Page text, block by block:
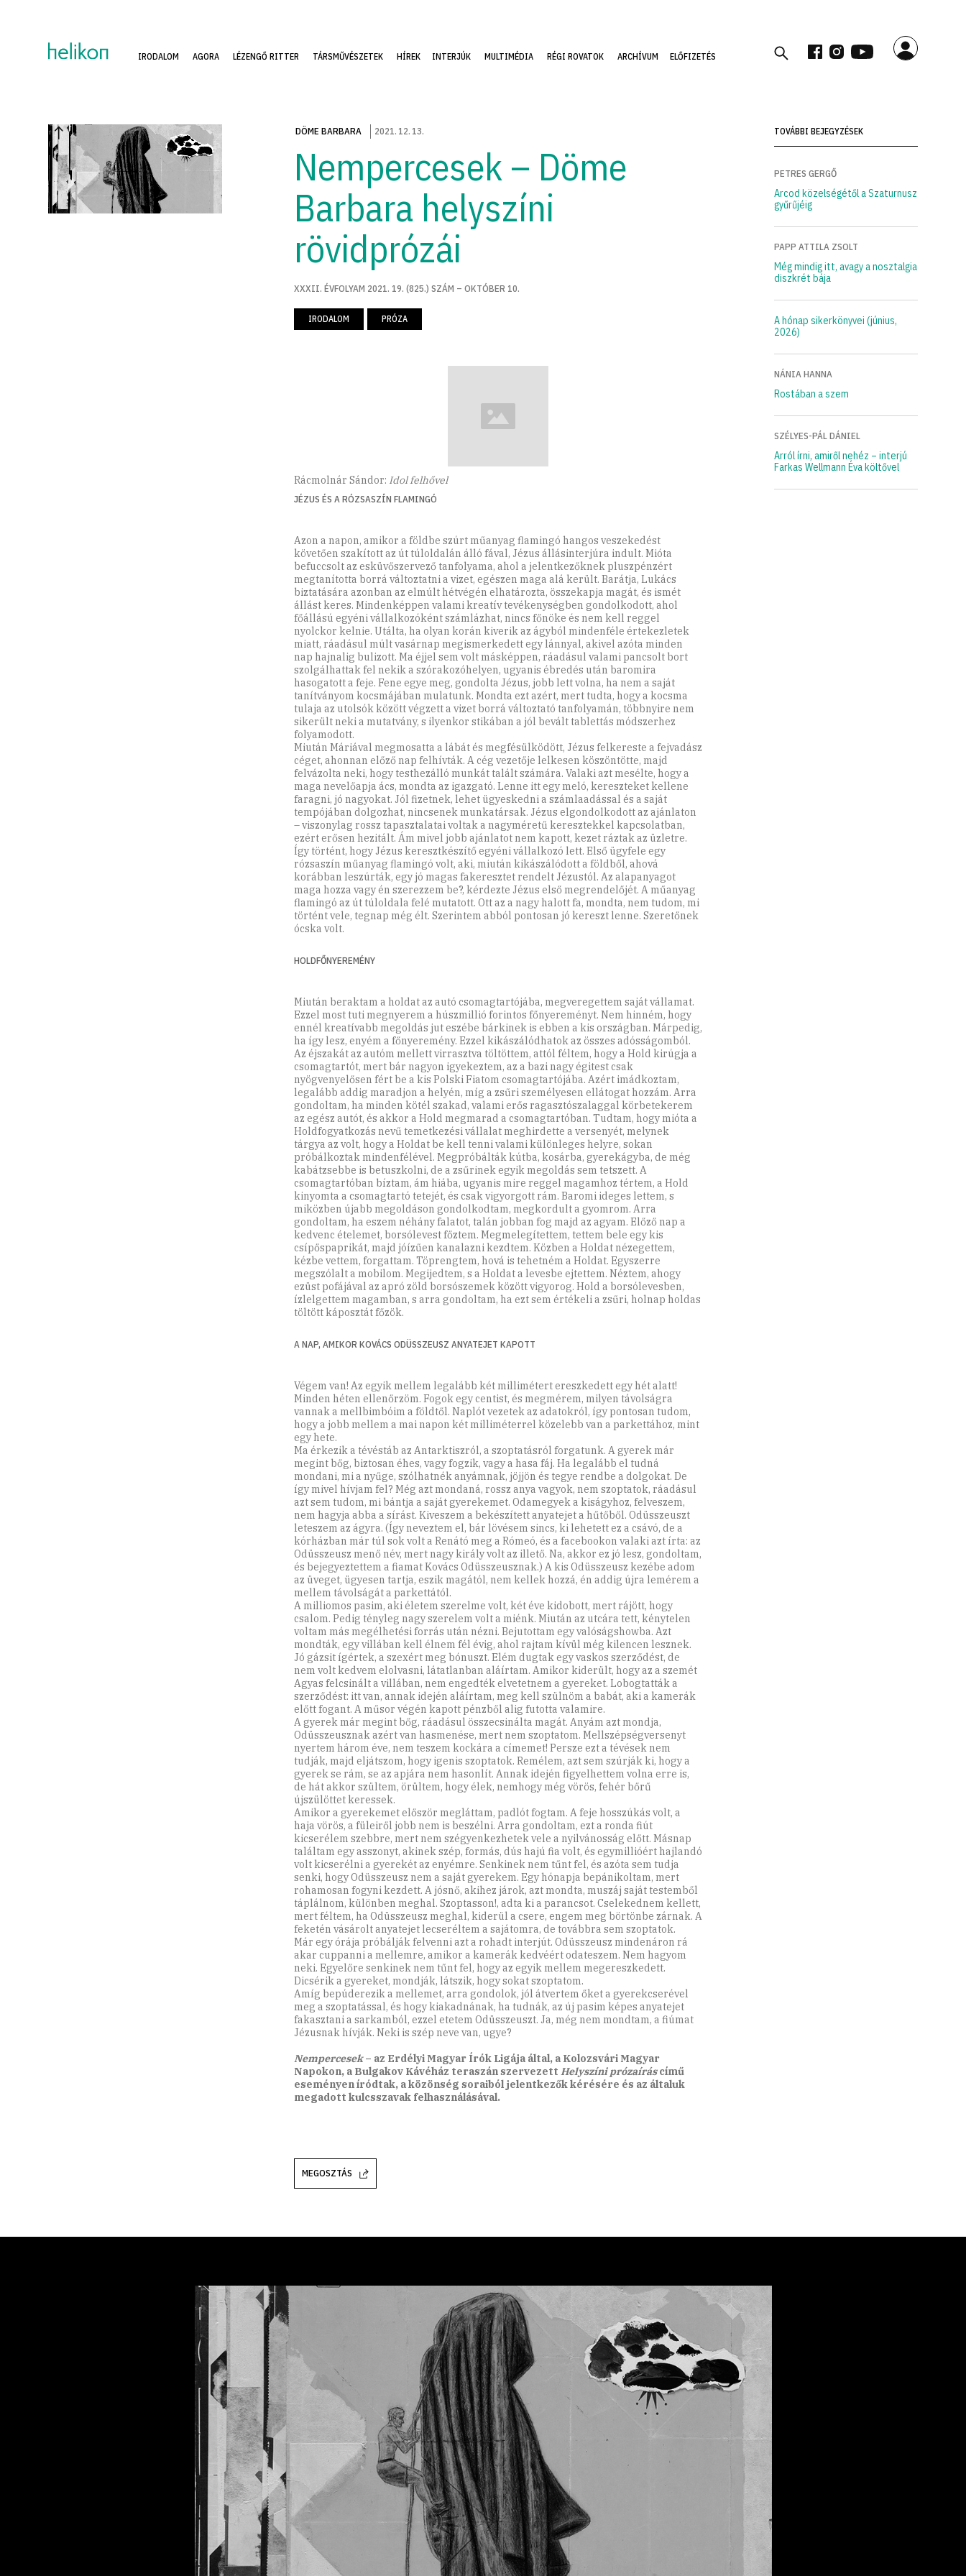
IRODALOM AGORA LÉZENGŐ RITTER TÁRSMŰVÉSZETEK HÍREK INTERJÚK MULTIMÉDIA RÉGI ROVATOK ARCHÍVUM ELŐFIZETÉS
DÖME BARBARA 2021. 12. 13.
Nempercesek – Döme
Barbara helyszíni
rövidprózái
XXXII. ÉVFOLYAM 2021. 19. (825.) SZÁM – OKTÓBER 10.
IRODALOM PRÓZA
Rácmolnár Sándor: Idol felhővel
JÉZUS ÉS A RÓZSASZÍN FLAMINGÓ
Azon a napon, amikor a földbe szúrt műanyag flamingó hangos veszekedést
követően szakított az út túloldalán álló fával, Jézus állásinterjúra indult. Mióta
befuccsolt az esküvőszervező tanfolyama, ahol a jelentkezőknek pluszpénzért
megtanította borrá változtatni a vizet, egészen maga alá került. Barátja, Lukács
biztatására azonban az elmúlt hétvégén elhatározta, összekapja magát, és ismét
állást keres. Mindenképpen valami kreatív tevékenységben gondolkodott, ahol
főállású egyéni vállalkozóként számlázhat, nincs főnöke és nem kell reggel
nyolckor kelnie. Utálta, ha olyan korán kiverik az ágyból mindenféle értekezletek
miatt, ráadásul múlt vasárnap megismerkedett egy lánnyal, akivel azóta minden
nap hajnalig bulizott. Ma éjjel sem volt másképpen, ráadásul valami pancsolt bort
szolgálhattak fel nekik a szórakozóhelyen, ugyanis ébredés után baromira
hasogatott a feje. Fene egye meg, gondolta Jézus, jobb lett volna, ha nem a saját
tanítványom kocsmájában mulatunk. Mondta ezt azért, mert tudta, hogy a kocsma
tulaja az utolsók között végzett a vizet borrá változtató tanfolyamán, többnyire nem
sikerült neki a mutatvány, s ilyenkor stikában a jól bevált tablettás módszerhez
folyamodott.
Miután Máriával megmosatta a lábát és megfésülködött, Jézus felkereste a fejvadász
céget, ahonnan előző nap felhívták. A cég vezetője lelkesen köszöntötte, majd
felvázolta neki, hogy testhezálló munkát talált számára. Valaki azt mesélte, hogy a
maga nevelőapja ács, mondta az igazgató. Lenne itt egy meló, kereszteket kellene
faragni, jó nagyokat. Jól fizetnek, lehet ügyeskedni a számlaadással és a saját
tempójában dolgozhat, nincsenek munkatársak. Jézus elgondolkodott az ajánlaton
– viszonylag rossz tapasztalatai voltak a nagyméretű keresztekkel kapcsolatban,
ezért erősen hezitált. Ám mivel jobb ajánlatot nem kapott, kezet ráztak az üzletre.
Így történt, hogy Jézus keresztkészítő egyéni vállalkozó lett. Első ügyfele egy
rózsaszín műanyag flamingó volt, aki, miután kikászálódott a földből, ahová
korábban leszúrták, egy jó magas fakeresztet rendelt Jézustól. Az alapanyagot
maga hozza vagy én szerezzem be?, kérdezte Jézus első megrendelőjét. A műanyag
flamingó az út túloldala felé mutatott. Ott az a nagy halott fa, mondta, nem tudom, mi
történt vele, tegnap még élt. Szerintem abból pontosan jó kereszt lenne. Szeretőnek
ócska volt.
HOLDFŐNYEREMÉNY
Miután beraktam a holdat az autó csomagtartójába, megveregettem saját vállamat.
Ezzel most tuti megnyerem a húszmillió forintos főnyereményt. Nem hinném, hogy
ennél kreatívabb megoldás jut eszébe bárkinek is ebben a kis országban. Márpedig,
ha így lesz, enyém a főnyeremény. Ezzel kikászálódhatok az összes adósságomból.
Az éjszakát az autóm mellett virrasztva töltöttem, attól féltem, hogy a Hold kirúgja a
csomagtartót, mert bár nagyon igyekeztem, az a bazi nagy égitest csak
nyögvenyelősen fért be a kis Polski Fiatom csomagtartójába. Azért imádkoztam,
legalább addig maradjon a helyén, míg a zsűri személyesen ellátogat hozzám. Arra
gondoltam, ha minden kötél szakad, valami erős ragasztószalaggal körbetekerem
az egész autót, és akkor a Hold megmarad a csomagtartóban. Tudtam, hogy mióta a
Holdfogyatkozás nevű temetkezési vállalat meghirdette a versenyét, melynek
tárgya az volt, hogy a Holdat be kell tenni valami különleges helyre, sokan
próbálkoztak mindenfélével. Megpróbálták kútba, kosárba, gyerekágyba, de még
kabátzsebbe is betuszkolni, de a zsűrinek egyik megoldás sem tetszett. A
csomagtartóban bíztam, ám hiába, ugyanis mire reggel magamhoz tértem, a Hold
kinyomta a csomagtartó tetejét, és csak vigyorgott rám. Baromi ideges lettem, s
miközben újabb megoldáson gondolkodtam, megkordult a gyomrom. Arra
gondoltam, ha eszem néhány falatot, talán jobban fog majd az agyam. Előző nap a
kedvenc ételemet, borsólevest főztem. Megmelegítettem, tettem bele egy kis
csípőspaprikát, majd jóízűen kanalazni kezdtem. Közben a Holdat nézegettem,
kézbe vettem, forgattam. Töprengtem, hová is tehetném a Holdat. Egyszerre
megszólalt a mobilom. Megijedtem, s a Holdat a levesbe ejtettem. Néztem, ahogy
ezüst pofájával az apró zöld borsószemek között vigyorog. Hold a borsólevesben,
ízlelgettem magamban, s arra gondoltam, ha ezt sem értékeli a zsűri, holnap holdas
töltött káposztát főzök.
A NAP, AMIKOR KOVÁCS ODÜSSZEUSZ ANYATEJET KAPOTT
Végem van! Az egyik mellem legalább két millimétert ereszkedett egy hét alatt!
Minden héten ellenőrzöm. Fogok egy centist, és megmérem, milyen távolságra
vannak a mellbimbóim a földtől. Naplót vezetek az adatokról, így pontosan tudom,
hogy a jobb mellem a mai napon két milliméterrel közelebb van a parkettához, mint
egy hete.
Ma érkezik a tévéstáb az Antarktiszról, a szoptatásról forgatunk. A gyerek már
megint bőg, biztosan éhes, vagy fogzik, vagy a hasa fáj. Ha legalább el tudná
mondani, mi a nyűge, szólhatnék anyámnak, jöjjön és tegye rendbe a dolgokat. De
így mivel hívjam fel? Még azt mondaná, rossz anya vagyok, nem szoptatok, ráadásul
azt sem tudom, mi bántja a saját gyerekemet. Odamegyek a kiságyhoz, felveszem,
nem hagyja abba a sírást. Kiveszem a bekészített anyatejet a hűtőből. Odüsszeuszt
leteszem az ágyra. (Így neveztem el, bár lövésem sincs, ki lehetett ez a csávó, de a
kórházban már túl sok volt a Renátó meg a Rómeó, és a facebookon valaki azt írta: az
Odüsszeusz menő név, mert nagy király volt az illető. Na, akkor ez jó lesz, gondoltam,
és bejegyeztettem a fiamat Kovács Odüsszeusznak.) A kis Odüsszeusz kezébe adom
az üveget, ügyesen tartja, eszik magától, nem kellek hozzá, én addig újra lemérem a
mellem távolságát a parkettától.
A milliomos pasim, aki életem szerelme volt, két éve kidobott, mert rájött, hogy
csalom. Pedig tényleg nagy szerelem volt a miénk. Miután az utcára tett, kénytelen
voltam más megélhetési forrás után nézni. Bejutottam egy valóságshowba. Azt
mondták, egy villában kell élnem fél évig, ahol rajtam kívül még kilencen lesznek.
Jó gázsit ígértek, a szexért meg bónuszt. Elém dugtak egy vaskos szerződést, de
nem volt kedvem elolvasni, látatlanban aláírtam. Amikor kiderült, hogy az a szemét
Agyas felcsinált a villában, nem engedték elvetetnem a gyereket. Lobogtatták a
szerződést: itt van, annak idején aláírtam, meg kell szülnöm a babát, aki a kamerák
előtt fogant. A műsor végén kapott pénzből alig futotta valamire.
A gyerek már megint bőg, ráadásul összecsinálta magát. Anyám azt mondja,
Odüsszeusznak azért van hasmenése, mert nem szoptatom. Mellszépségversenyt
nyertem három éve, nem teszem kockára a címemet! Persze ezt a tévések nem
tudják, majd eljátszom, hogy igenis szoptatok. Remélem, azt sem szúrják ki, hogy a
gyerek se rám, se az apjára nem hasonlít. Annak idején figyelhettem volna erre is,
de hát akkor szültem, örültem, hogy élek, nemhogy még vörös, fehér bőrű
újszülöttet keressek.
Amikor a gyerekemet először megláttam, padlót fogtam. A feje hosszúkás volt, a
haja vörös, a füleiről jobb nem is beszélni. Arra gondoltam, ezt a ronda fiút
kicserélem szebbre, mert nem szégyenkezhetek vele a nyilvánosság előtt. Másnap
találtam egy asszonyt, akinek szép, formás, dús hajú fia volt, és egymillióért hajlandó
volt kicserélni a gyerekét az enyémre. Senkinek nem tűnt fel, és azóta sem tudja
senki, hogy Odüsszeusz nem a saját gyerekem. Egy hónapja bepánikoltam, mert
rohamosan fogyni kezdett. A jósnő, akihez járok, azt mondta, muszáj saját testemből
táplálnom, különben meghal. Szoptasson!, adta ki a parancsot. Cselekednem kellett,
mert féltem, ha Odüsszeusz meghal, kiderül a csere, engem meg börtönbe zárnak. A
feketén vásárolt anyatejet lecseréltem a sajátomra, de továbbra sem szoptatok.
Már egy órája próbálják felvenni azt a rohadt interjút. Odüsszeusz mindenáron rá
akar cuppanni a mellemre, amikor a kamerák kedvéért odateszem. Nem hagyom
neki. Egyelőre senkinek nem tűnt fel, hogy az egyik mellem megereszkedett.
Dicsérik a gyereket, mondják, látszik, hogy sokat szoptatom.
Amíg bepúderezik a mellemet, arra gondolok, jól átvertem őket a gyerekcserével
meg a szoptatással, és hogy kiakadnának, ha tudnák, az új pasim képes anyatejet
fakasztani a sarkamból, ezzel etetem Odüsszeuszt. Ja, még nem mondtam, a fiúmat
Jézusnak hívják. Neki is szép neve van, ugye?
Nempercesek– az Erdélyi Magyar Írók Ligája által, a Kolozsvári Magyar
Napokon, a Bulgakov Kávéház teraszán szervezett Helyszíni prózaíráscímű
eseményen íródtak, a közönség soraiból jelentkezők kérésére és az általuk
megadott kulcsszavak felhasználásával.
MEGOSZTÁS
TOVÁBBI BEJEGYZÉSEK
PETRES GERGŐ
Arcod közelségétől a Szaturnusz
gyűrűjéig
PAPP ATTILA ZSOLT
Még mindig itt, avagy a nosztalgia
diszkrét bája
A hónap sikerkönyvei (június,
2026)
NÁNIA HANNA
Rostában a szem
SZÉLYES-PÁL DÁNIEL
Arról írni, amiről nehéz – interjú
Farkas Wellmann Éva költővel